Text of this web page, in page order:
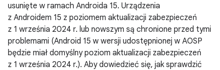
usunięte w ramach Androida 15. Urządzenia
z Androidem 15 z poziomem aktualizacji zabezpieczeń
z 1 września 2024 r. lub nowszym są chronione przed tymi
problemami (Android 15 w wersji udostępnionej w AOSP
będzie miał domyślny poziom aktualizacji zabezpieczeń
z 1 września 2024 r.). Aby dowiedzieć się, jak sprawdzić